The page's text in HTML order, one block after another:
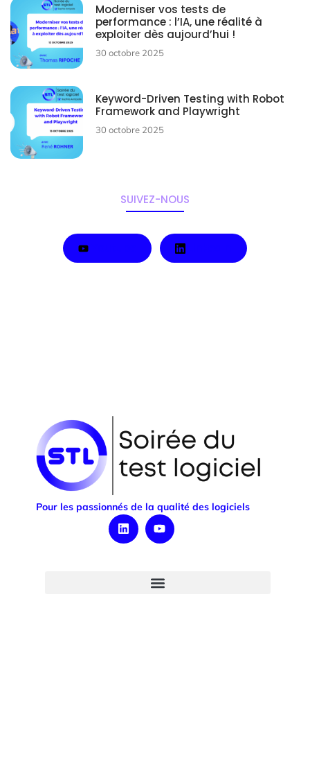
Moderniser vos tests de
performance : l’IA, une réalité à
exploiter dès aujourd’hui !
30 octobre 2025
Keyword-Driven Testing with Robot
Framework and Playwright
30 octobre 2025
SUIVEZ-NOUS
Pour les passionnés de la qualité des logiciels